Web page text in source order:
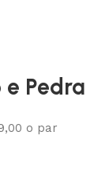
e Pedra
o par